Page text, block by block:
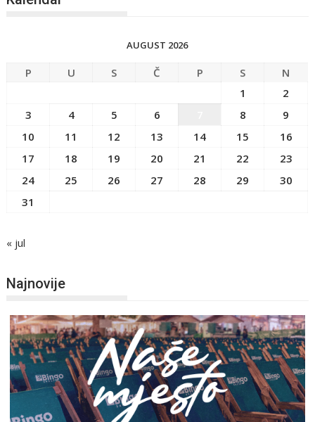
AUGUST 2026
P U S Č P S
N
1
2
3
4 5 6 8
9
10
11 12 13 14 15
16
17
18 19 20 21 22
23
24
25 26 27 28 29
30
31
« jul
Najnovije